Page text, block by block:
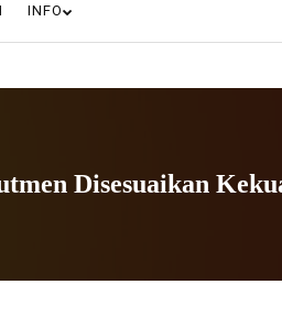
INFO
Disesuaikan